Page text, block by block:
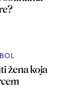
žena koja